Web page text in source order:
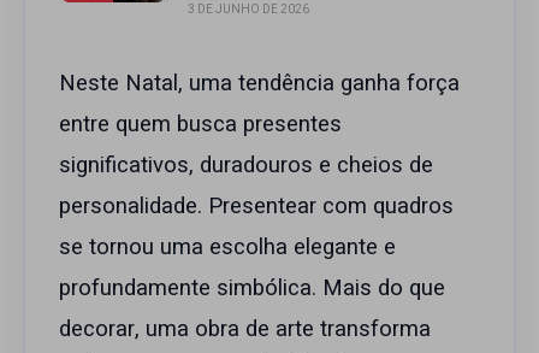
3 DE JUNHO DE 2026
Neste Natal, uma tendência ganha força
entre quem busca presentes
significativos, duradouros e cheios de
personalidade. Presentear com quadros
se tornou uma escolha elegante e
profundamente simbólica. Mais do que
decorar, uma obra de arte transforma